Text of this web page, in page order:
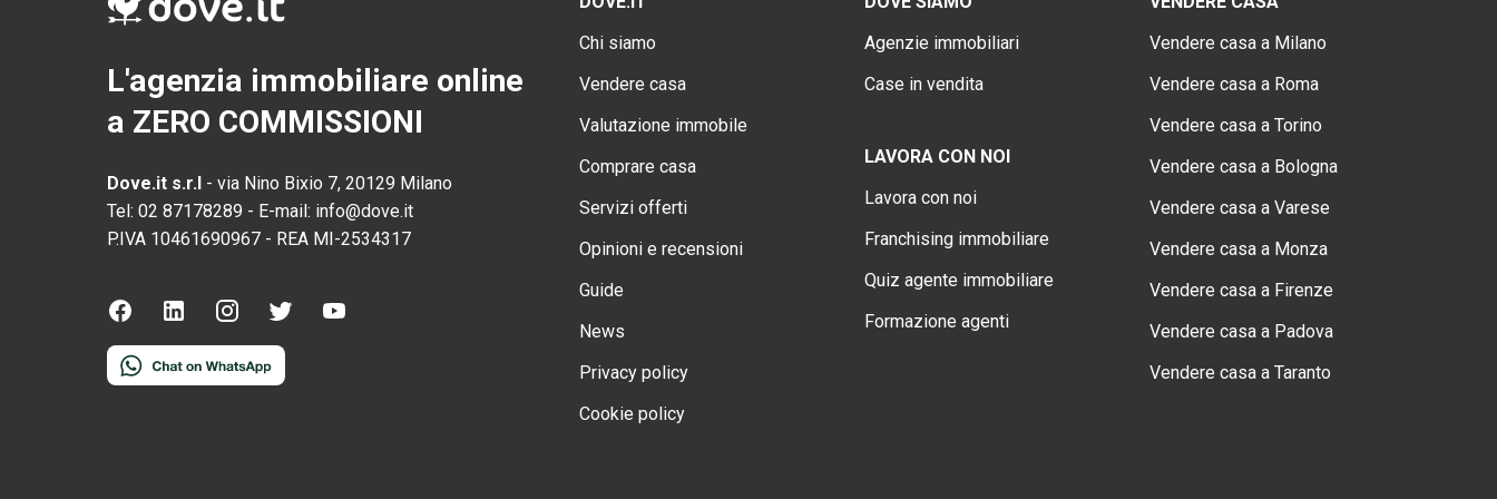
L'agenzia immobiliare online
a ZERO COMMISSIONI
Dove.it s.r.l - via Nino Bixio 7, 20129 Milano
Tel: 02 87178289 - E-mail: info@dove.it
P.IVA 10461690967 - REA MI-2534317
Chi siamo
Vendere casa
Valutazione immobile
Comprare casa
Servizi offerti
Opinioni e recensioni
Guide
News
Privacy policy
Cookie policy
Agenzie immobiliari
Case in vendita
LAVORA CON NOI
Lavora con noi
Franchising immobiliare
Quiz agente immobiliare
Formazione agenti
Vendere casa a Milano
Vendere casa a Roma
Vendere casa a Torino
Vendere casa a Bologna
Vendere casa a Varese
Vendere casa a Monza
Vendere casa a Firenze
Vendere casa a Padova
Vendere casa a Taranto